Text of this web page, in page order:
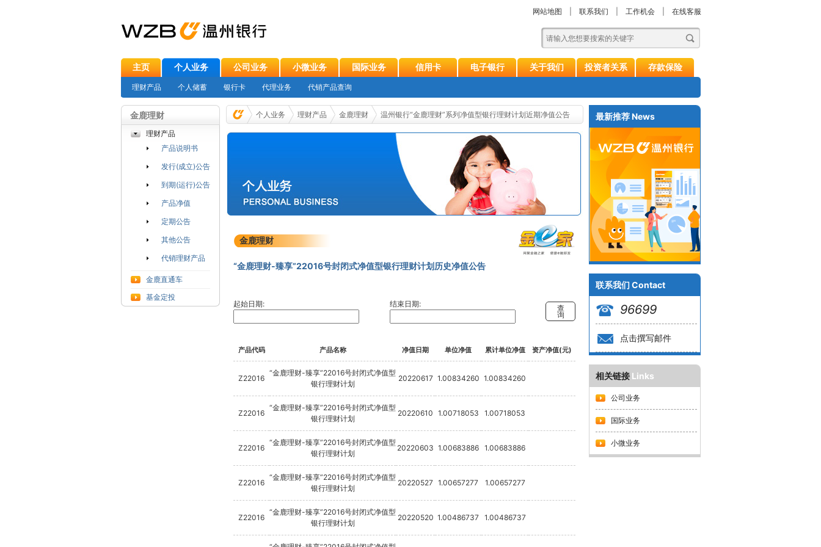
网站地图 联系我们 工作机会 在线客服
主页 个人业务 公司业务 小微业务 国际业务 信用卡 电子银行 关于我们 投资者关系 存款保险
理财产品 个人储蓄 银行卡 代理业务 代销产品查询
金鹿理财
理财产品
产品说明书
发行(成立)公告
到期(运行)公告
产品净值
定期公告
其他公告
代销理财产品
金鹿直通车
基金定投
个人业务 理财产品 金鹿理财 温州银行“金鹿理财”系列净值型银行理财计划近期净值公告
金鹿理财
“金鹿理财-臻享”22016号封闭式净值型银行理财计划历史净值公告
起始日期: 结束日期: 查
询
产品代码 产品名称 净值日期 单位净值 累计单位净值 资产净值(元)
Z22016
“金鹿理财-臻享”22016号封闭式净值型
银行理财计划
20220617 1.00834260 1.00834260
Z22016
“金鹿理财-臻享”22016号封闭式净值型
银行理财计划
20220610 1.00718053 1.00718053
Z22016
“金鹿理财-臻享”22016号封闭式净值型
银行理财计划
20220603 1.00683886 1.00683886
Z22016
“金鹿理财-臻享”22016号封闭式净值型
银行理财计划
20220527 1.00657277 1.00657277
Z22016
“金鹿理财-臻享”22016号封闭式净值型
银行理财计划
20220520 1.00486737 1.00486737
最新推荐News
联系我们Contact
96699
点击撰写邮件
相关链接 Links
公司业务
国际业务
小微业务